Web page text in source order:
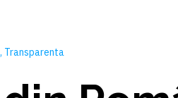
Transparenta